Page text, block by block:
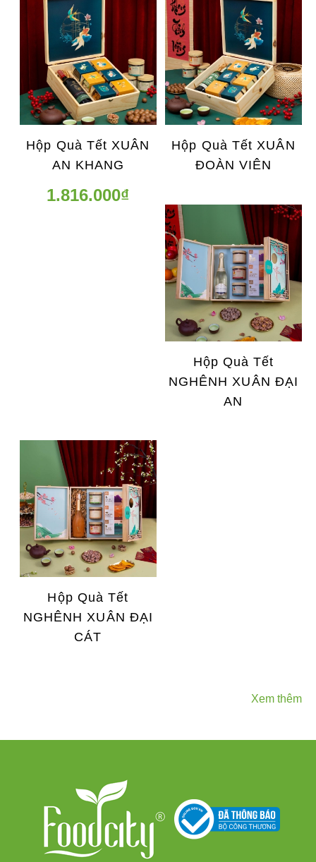
Hộp Quà Tết XUÂN
AN KHANG
1.816.000₫
Hộp Quà Tết XUÂN
ĐOÀN VIÊN
Hộp Quà Tết
NGHÊNH XUÂN ĐẠI
AN
Hộp Quà Tết
NGHÊNH XUÂN ĐẠI
CÁT
Xem thêm